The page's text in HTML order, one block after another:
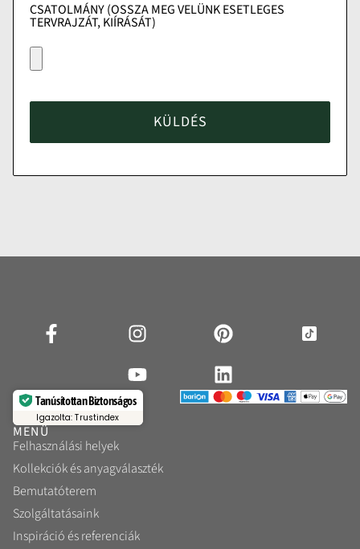
CSATOLMÁNY (OSSZA MEG VELÜNK ESETLEGES
TERVRAJZÁT, KIÍRÁSÁT)
KÜLDÉS
Tanúsítottan Biztonságos
Igazolta: Trustindex
MENÜ
Felhasználási helyek
Kollekciók és anyagválaszték
Bemutatóterem
Szolgáltatásaink
Inspiráció és referenciák